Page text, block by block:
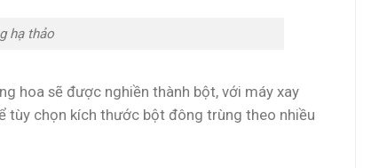
hạ thảo
hoa sẽ được nghiền thành bột, với máy xay
tùy chọn kích thước bột đông trùng theo nhiều